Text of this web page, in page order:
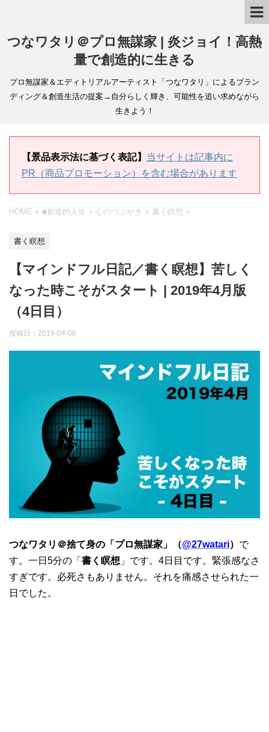
つなワタリ＠プロ無謀家 | 炎ジョイ！高熱
量で創造的に生きる
プロ無謀家＆エディトリアルアーティスト「つなワタリ」によるブラン
ディング＆創造生活の提案→自分らしく輝き、可能性を追い求めながら
生きよう！
【景品表示法に基づく表記】 当サイトは記事内に
PR（商品プロモーション）を含む場合があります
HOME > ■創造的人生 > 心のつぶやき > 書く瞑想 >
書く瞑想
【マインドフル日記／書く瞑想】苦しく
なった時こそがスタート | 2019年4月版
（4日目）
投稿日： 2019-04-06
つなワタリ＠捨て身の「プロ無謀家」（@27watari） で
す。一日5分の「 書く瞑想 」です。4日目です。緊張感なさ
すぎです。必死さもありません。それを痛感させられた一
日でした。